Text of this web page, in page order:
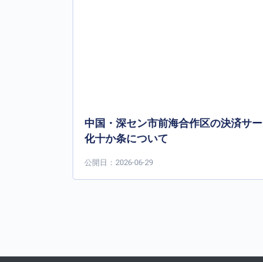
中国・深セン市前海合作区の決済サ
化十か条について
公開日：2026-06-29